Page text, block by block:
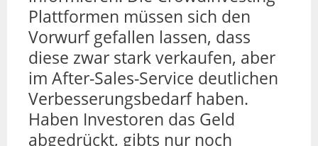
Plattformen müssen sich den
Vorwurf gefallen lassen, dass
diese zwar stark verkaufen, aber
im After-Sales-Service deutlichen
Verbesserungsbedarf haben.
Haben Investoren das Geld
abgedrückt, gibts nur noch